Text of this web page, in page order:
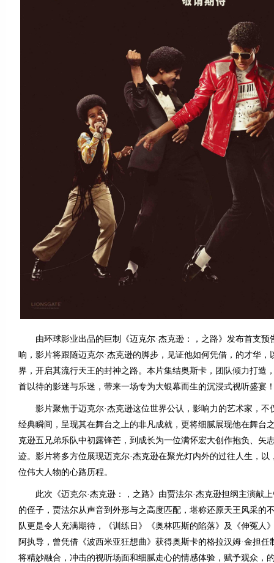
由环球影业出品的巨制《迈克尔·杰克逊：，之路》发布首支预
响，影片将跟随迈克尔·杰克逊的脚步，见证他如何凭借，的才华，
界，开启其流行天王的封神之路。本片集结奥斯卡，团队倾力打造
首以待的影迷与乐迷，带来一场专为大银幕而生的沉浸式视听盛宴
影片聚焦于迈克尔·杰克逊这位世界公认，影响力的艺术家，不
经典瞬间，呈现其在舞台之上的非凡成就，更将细腻展现他在舞台
克逊五兄弟乐队中初露锋芒，到成长为一位满怀宏大创作抱负、矢
迹。影片将多方位展现迈克尔·杰克逊在聚光灯内外的过往人生，
位伟大人物的心路历程。
此次《迈克尔·杰克逊：，之路》由贾法尔·杰克逊担纲主演献上
的侄子，贾法尔从声音到外形与之高度匹配，堪称还原天王风采的
队更是令人充满期待，《训练日》《奥林匹斯的陷落》及《伸冤人
阿执导，曾凭借《波西米亚狂想曲》获得奥斯卡的格拉汉姆·金担
将精妙融合，冲击的视听场面和细腻走心的情感体验，赋予观众，